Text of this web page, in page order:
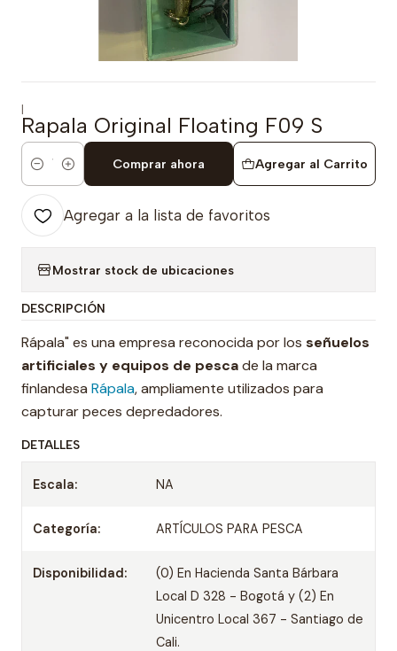
|
Rapala Original Floating F09 S
Cantidad
Agregar al Carrito
Comprar ahora
Agregar a la lista de favoritos
Mostrar stock de ubicaciones
DESCRIPCIÓN
Rápala" es una empresa reconocida por los señuelos
artificiales y equipos de pescade la marca
finlandesa Rápala, ampliamente utilizados para
capturar peces depredadores.
DETALLES
Escala: NA
Categoría: ARTÍCULOS PARA PESCA
Disponibilidad:
(0) En Hacienda Santa Bárbara
Local D 328 - Bogotá y (2) En
Unicentro Local 367 - Santiago de
Cali.